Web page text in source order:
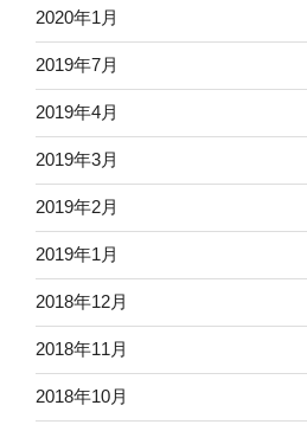
2020年1月
2019年7月
2019年4月
2019年3月
2019年2月
2019年1月
2018年12月
2018年11月
2018年10月